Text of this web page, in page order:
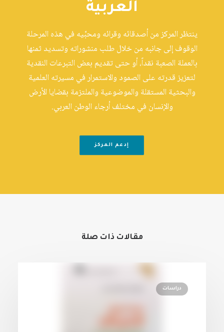
العربية
ينتظر المركز من أصدقائه وقرائه ومحبِّيه في هذه المرحلة
الوقوف إلى جانبه من خلال طلب منشوراته وتسديد ثمنها
بالعملة الصعبة نقداً، أو حتى تقديم بعض التبرعات النقدية
لتعزيز قدرته على الصمود والاستمرار في مسيرته العلمية
والبحثية المستقلة والموضوعية والملتزمة بقضايا الأرض
والإنسان في مختلف أرجاء الوطن العربي.
إدعم المركز
مقالات ذات صلة
دراسات